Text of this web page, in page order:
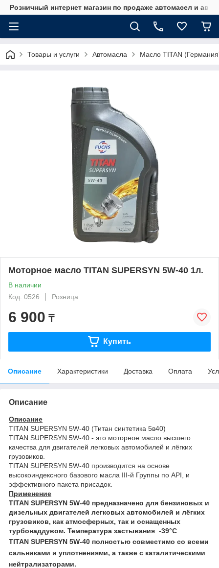
Розничный интернет магазин по продаже автомасел и
Товары и услуги Автомасла Масло TITAN
Моторное масло TITAN SUPERSYN 5W-40 1л.
В наличии
Код: 0526
Розница
6 900 ₸
Купить
Описание Характеристики Доставка Оплата
Описание
Описание
TITAN SUPERSYN 5W-40 (Титан синтетика 5в40)
TITAN SUPERSYN 5W-40 - это моторное масло высшего
качества для двигателей легковых автомобилей и лёгких
грузовиков.
TITAN SUPERSYN 5W-40 производится на основе
высокоиндексного базового масла III-й Группы по API, и
эффективного пакета присадок.
Применение
TITAN SUPERSYN 5W-40 предназначено для бензиновых и
дизельных двигателей легковых автомобилей и лёгких
грузовиков, как атмосферных, так и оснащенных
турбонаддувом. Температура застывания -39°С
TITAN SUPERSYN 5W-40 полностью совместимо со всеми
сальниками и уплотнениями, а также с каталитическими
нейтрализаторами.